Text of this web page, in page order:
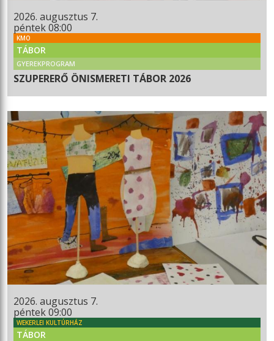
2026. augusztus 7.
péntek 08:00
KMO
TÁBOR
GYEREKPROGRAM
SZUPERERŐ ÖNISMERETI TÁBOR 2026
2026. augusztus 7.
péntek 09:00
WEKERLEI KULTÚRHÁZ
TÁBOR